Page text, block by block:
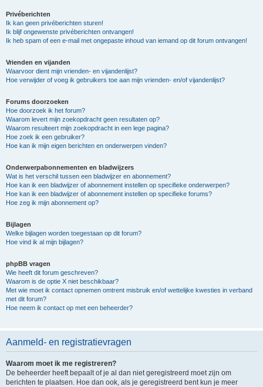
Privéberichten
Ik kan geen privéberichten sturen!
Ik blijf ongewenste privéberichten ontvangen!
Ik heb spam of een e-mail met ongepaste inhoud van iemand op dit forum ontvangen!
Vrienden en vijanden
Waarvoor dient mijn vrienden- en vijandenlijst?
Hoe verwijder of voeg ik gebruikers toe aan mijn vrienden- en/of vijandenlijst?
Forums doorzoeken
Hoe doorzoek ik het forum?
Waarom levert mijn zoekopdracht geen resultaten op?
Waarom resulteert mijn zoekopdracht in een lege pagina?
Hoe zoek ik een gebruiker?
Hoe kan ik mijn eigen berichten en onderwerpen vinden?
Onderwerpabonnementen en bladwijzers
Wat is het verschil tussen een bladwijzer en abonnement?
Hoe kan ik een bladwijzer of abonnement instellen op specifieke onderwerpen?
Hoe kan ik een bladwijzer of abonnement instellen op specifieke forums?
Hoe zeg ik mijn abonnement op?
Bijlagen
Welke bijlagen worden toegestaan op dit forum?
Hoe vind ik al mijn bijlagen?
phpBB vragen
Wie heeft dit forum geschreven?
Waarom is de optie X niet beschikbaar?
Met wie moet ik contact opnemen omtrent misbruik en/of wettelijke kwesties in verband
met dit forum?
Hoe neem ik contact op met een beheerder?
Aanmeld- en registratievragen
Waarom moet ik me registreren?
De beheerder heeft bepaalt of je al dan niet geregistreerd moet zijn om
berichten te plaatsen. Hoe dan ook, als je geregistreerd bent kun je meer